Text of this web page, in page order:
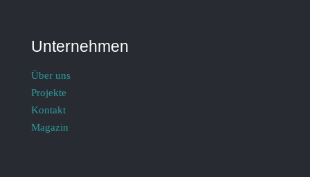
Unternehmen
Über uns
Projekte
Kontakt
Magazin